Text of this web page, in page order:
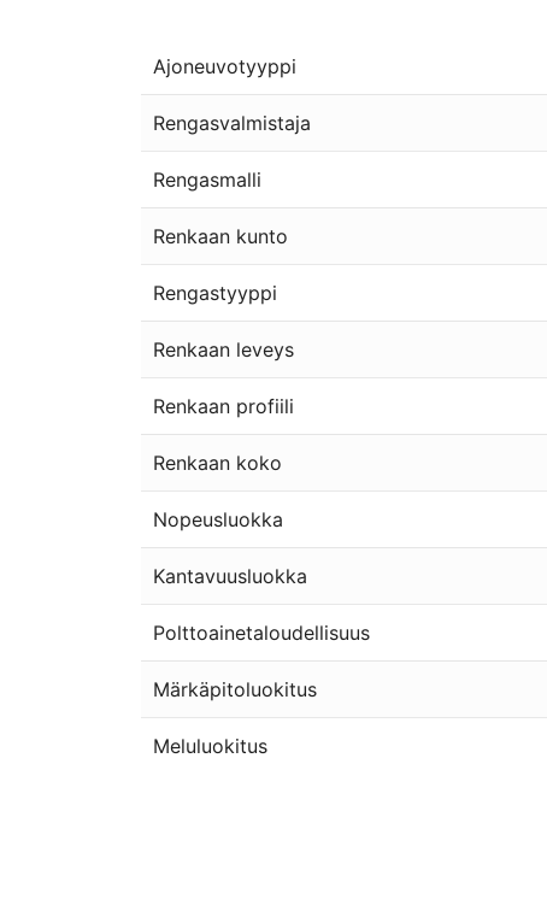
Ajoneuvotyyppi
Rengasvalmistaja
Rengasmalli
Renkaan kunto
Rengastyyppi
Renkaan leveys
Renkaan profiili
Renkaan koko
Nopeusluokka
Kantavuusluokka
Polttoainetaloudellisuus
Märkäpitoluokitus
Meluluokitus